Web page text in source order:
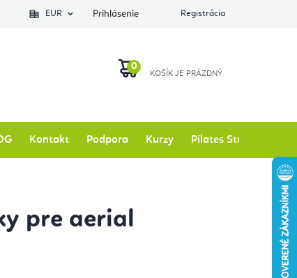
EUR Prihlásenie Registrácia
KOŠÍK
Kontakt Podpora Kurzy Pilates Studio
pre aerial